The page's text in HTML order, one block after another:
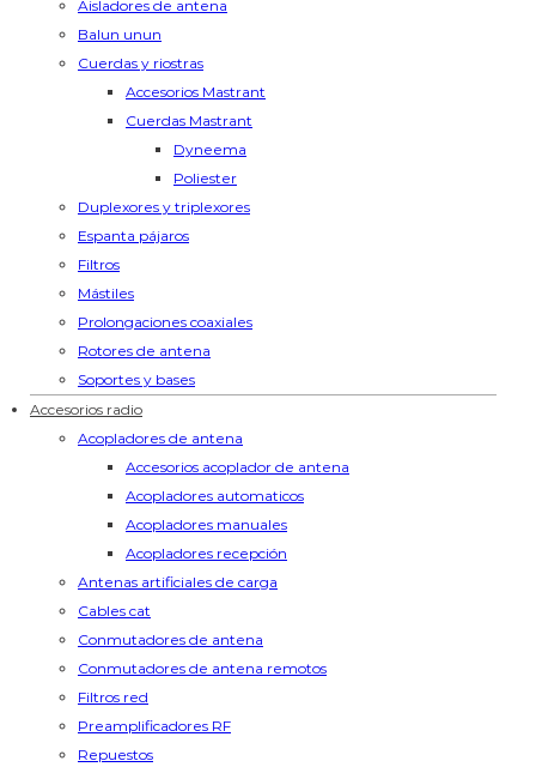
Aisladores de antena
Balun unun
Cuerdas y riostras
Accesorios Mastrant
Cuerdas Mastrant
Dyneema
Poliester
Duplexores y triplexores
Espanta pájaros
Filtros
Mástiles
Prolongaciones coaxiales
Rotores de antena
Soportes y bases
Accesorios radio
Acopladores de antena
Accesorios acoplador de antena
Acopladores automaticos
Acopladores manuales
Acopladores recepción
Antenas artificiales de carga
Cables cat
Conmutadores de antena
Conmutadores de antena remotos
Filtros red
Preamplificadores RF
Repuestos